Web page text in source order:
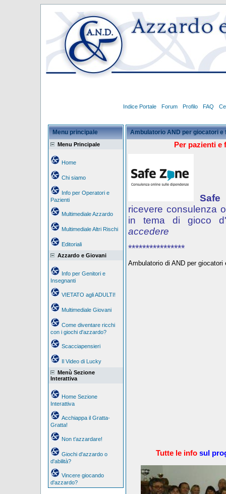
Indice Portale Forum Profilo FAQ
Menu principale
Menu Principale
Home
Chi siamo
Info per Operatori e
Pazienti
Multimediale Azzardo
Multimediale Altri Rischi
Editoriali
Azzardo e Giovani
Info per Genitori e
Insegnanti
VIETATO agli ADULTI!
Multimediale Giovani
Come diventare ricchi
con i giochi d'azzardo?
Scacciapensieri
Il Video di Lucky
Menù Sezione
Interattiva
Home Sezione
Interattiva
Acchiappa il Gratta-
Gratta!
Non t'azzardare!
Giochi d'azzardo o
d'abilità?
Vincere giocando
d'azzardo?
Ambulatorio AND per giocatori e
Per pazienti e
Safe
ricevere consulenza
in tema di gioco
accedere
****************
Ambulatorio di AND per giocatori
Tutte le info sul